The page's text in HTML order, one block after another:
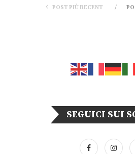
POST PIÙ RECENT
SEGUICI SUI